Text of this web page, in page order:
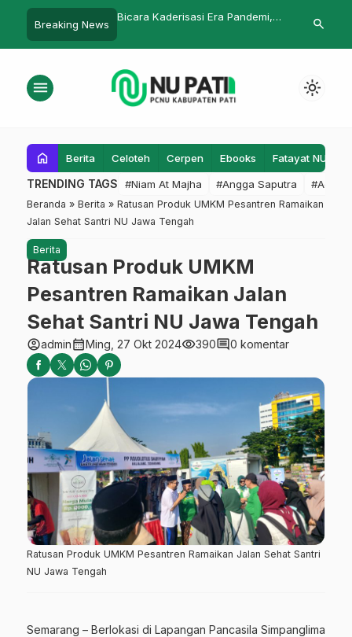
Breaking News
Bicara Kaderisasi Era Pandemi,
Cukup
Puncak
search
menu light_mode
home Berita Celoteh Cerpen Ebooks Fatayat NU
TRENDING TAGS #Niam At Majha #Angga Saputra #Admin
Beranda » Berita » Ratusan Produk UMKM Pesantren Ramaikan
Jalan Sehat Santri NU Jawa Tengah
Berita
Ratusan Produk UMKM
Pesantren Ramaikan Jalan
Sehat Santri NU Jawa Tengah
account_circleadmincalendar_monthMing, 27 Okt 2024visibility390comment0 komentar
Ratusan Produk UMKM Pesantren Ramaikan Jalan Sehat Santri
NU Jawa Tengah
Semarang – Berlokasi di Lapangan Pancasila Simpanglima